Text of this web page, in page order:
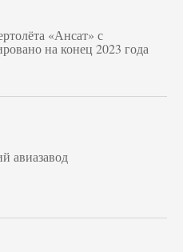
«Ансат» с
на конец 2023 года
авиазавод